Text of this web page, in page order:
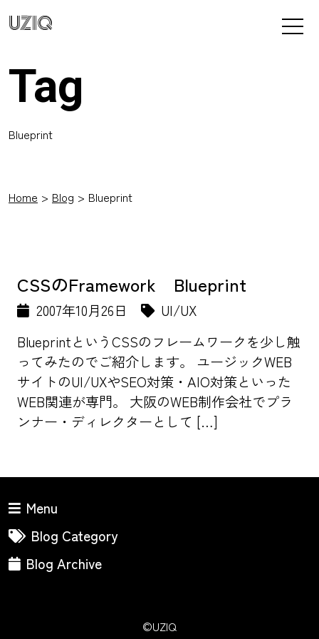
UZIQ
Tag
Blueprint
Home Blog Blueprint
CSSのFramework Blueprint
2007年10月26日
UI/UX
BlueprintというCSSのフレームワークを少し触
ってみたのでご紹介します。 ユージックWEB
サイトのUI/UXやSEO対策・AIO対策といった
WEB関連が専門。 大阪のWEB制作会社でプラ
ンナー・ディレクターとして […]
Menu
Blog Category
Blog Archive
©UZIQ